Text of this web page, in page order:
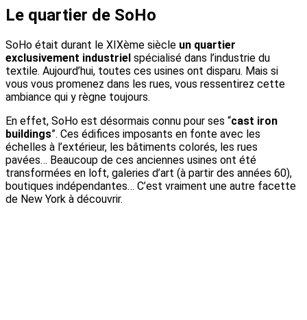
Le quartier de SoHo
SoHo était durant le XIXème siècle un quartier
exclusivement industriel spécialisé dans l’industrie du
textile. Aujourd’hui, toutes ces usines ont disparu. Mais si
vous vous promenez dans les rues, vous ressentirez cette
ambiance qui y règne toujours.
En effet, SoHo est désormais connu pour ses “cast iron
buildings”. Ces édifices imposants en fonte avec les
échelles à l’extérieur, les bâtiments colorés, les rues
pavées… Beaucoup de ces anciennes usines ont été
transformées en loft, galeries d’art (à partir des années 60),
boutiques indépendantes… C’est vraiment une autre facette
de New York à découvrir.